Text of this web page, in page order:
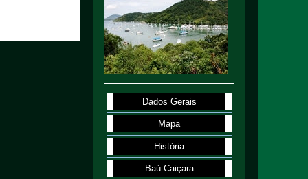
Dados Gerais
Mapa
História
Baú Caiçara